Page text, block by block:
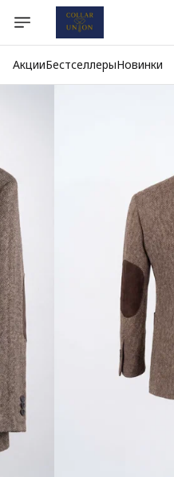
АкцииБестселлерыНовинки